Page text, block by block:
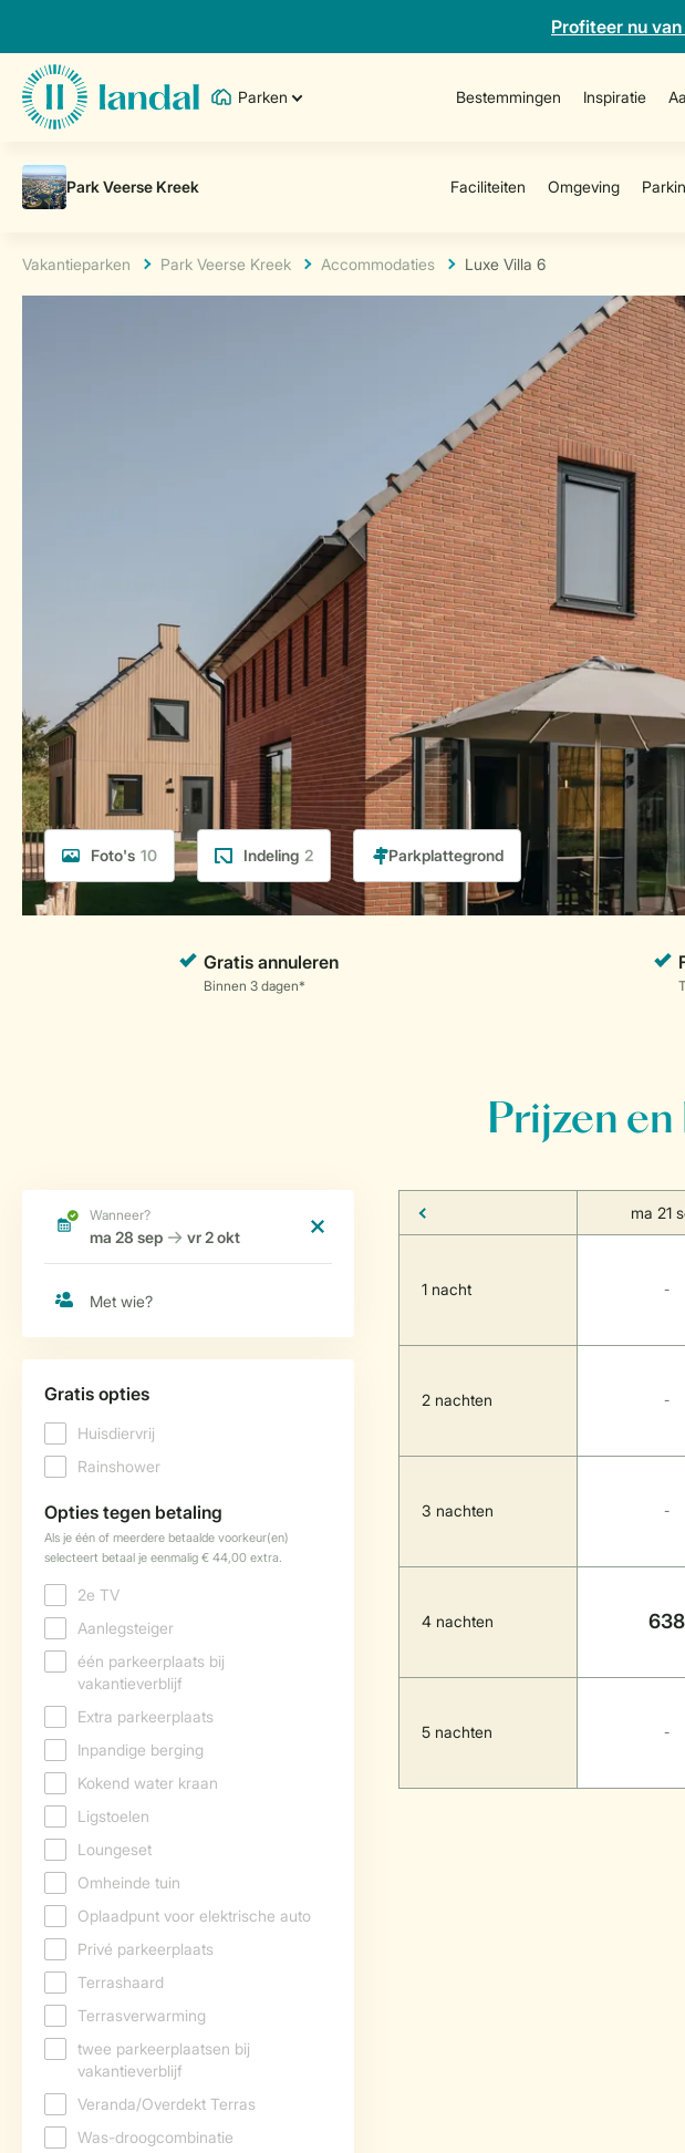
Profiteer nu
Parken Bestemmingen Inspiratie
Vakantieparken Park Veerse Kreek Accommodaties Luxe Villa 6
Foto's 10 Indeling 2
Prijzen
ma 21
1 nacht -
2 nachten -
3 nachten -
4 nachten 638
5 nachten -